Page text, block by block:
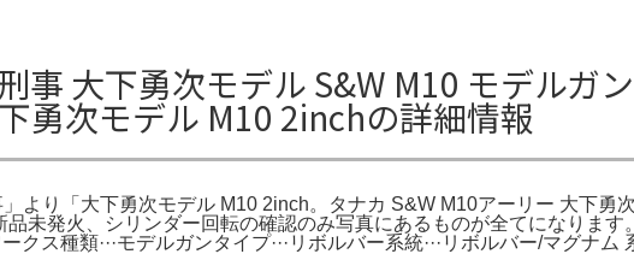
事 大下勇次モデル S&W M10 モデルガ
勇次モデル M10 2inchの詳細情報
より「大下勇次モデル M10 2inch。タナカ S&W M10アーリー 大下勇
未発火、シリンダー回転の確認のみ写真にあるものが全てになりま
クス種類···モデルガンタイプ···リボルバー系統···リボルバー/マグナム